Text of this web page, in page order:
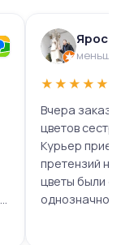
меньше
★★★★★
Вчера
цветов
Курьер
претензий
цветы были
однозначно.